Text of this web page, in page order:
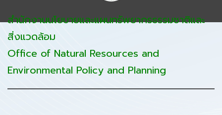
สำนักงานนโยบายและแผนทรัพยากรธรรมชาติและ
สิ่งแวดล้อม
Office of Natural Resources and
Environmental Policy and Planning